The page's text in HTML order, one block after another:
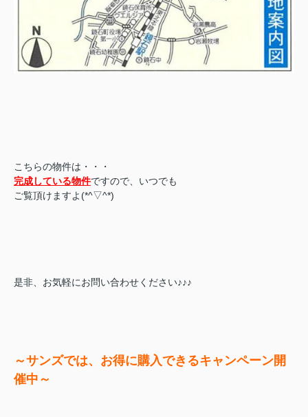
こちらの物件は・・・
完成している物件ですので、いつでも
ご覧頂けますよ(*^▽^*)
是非、お気軽にお問い合わせください♪♪♪
～サンズでは、お得に購入できるキャンペーン開
催中～